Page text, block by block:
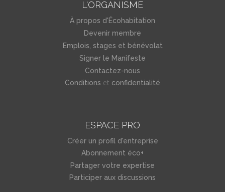
L'ORGANISME
À propos d'Écohabitation
Devenir membre
Emplois, stages et bénévolat
Signer le Manifeste
Contactez-nous
Conditions et confidentialité
ESPACE PRO
Créer un profil d'entreprise
Abonnement éco+
Partager votre expertise
Participer aux discussions